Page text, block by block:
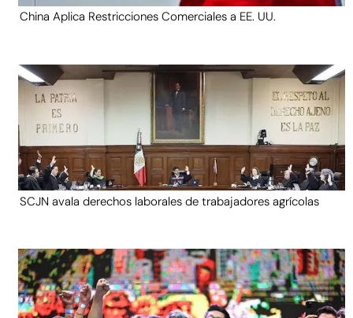
China Aplica Restricciones Comerciales a EE. UU.
SCJN avala derechos laborales de trabajadores agrícolas